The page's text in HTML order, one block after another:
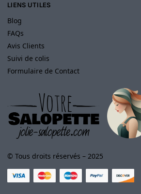
LIENS UTILES
Blog
FAQs
Avis Clients
Suivi de colis
Formulaire de Contact
© Tous droits réservés – 2025